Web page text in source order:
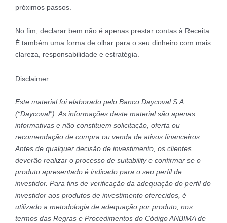
próximos passos.
No fim, declarar bem não é apenas prestar contas à Receita.
É também uma forma de olhar para o seu dinheiro com mais
clareza, responsabilidade e estratégia.
Disclaimer:
Este material foi elaborado pelo Banco Daycoval S.A
(“Daycoval”). As informações deste material são apenas
informativas e não constituem solicitação, oferta ou
recomendação de compra ou venda de ativos financeiros.
Antes de qualquer decisão de investimento, os clientes
deverão realizar o processo de suitability e confirmar se o
produto apresentado é indicado para o seu perfil de
investidor. Para fins de verificação da adequação do perfil do
investidor aos produtos de investimento oferecidos, é
utilizado a metodologia de adequação por produto, nos
termos das Regras e Procedimentos do Código ANBIMA de